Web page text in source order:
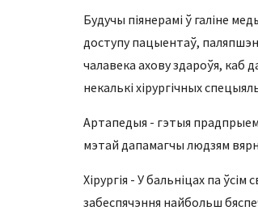
Будучы піянерамі ў галіне
доступу пацыентаў,
чалавека ахову здароўя, каб
некалькі хірургічных
Артапедыя - гэтыя
мэтай дапамагчы людзям
Хірургія - У бальніцах па
забеспячэння найбольш